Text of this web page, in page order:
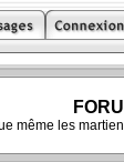
même les